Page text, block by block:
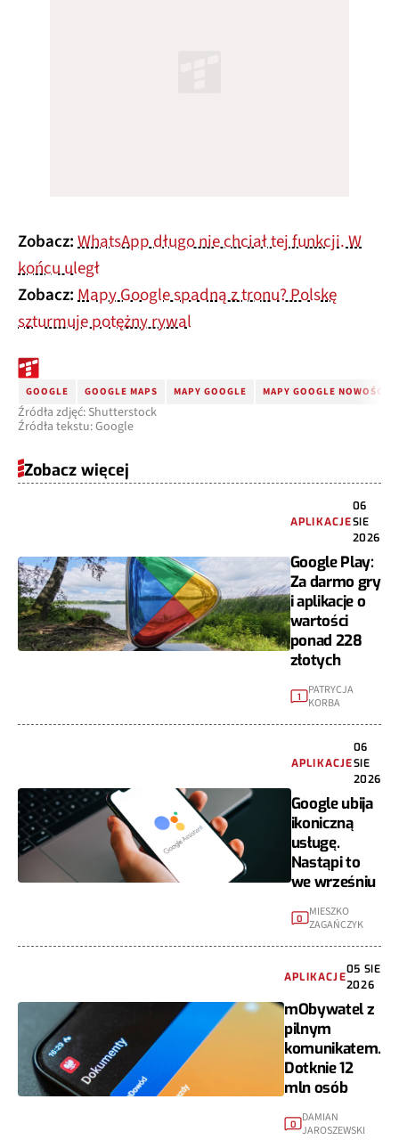
Zobacz:WhatsApp długo nie chciał tej funkcji. W
końcu uległ
Zobacz:Mapy Google spadną z tronu? Polskę
szturmuje potężny rywal
GOOGLE GOOGLE MAPS MAPY GOOGLE MAPY GOOGLE NOWOŚĆ
Źródła zdjęć: Shutterstock
Źródła tekstu: Google
Zobacz więcej
APLIKACJE
06
SIE
2026
Google Play:
Za darmo gry
i aplikacje o
wartości
ponad 228
złotych
1
PATRYCJA
KORBA
APLIKACJE
06
SIE
2026
Google ubija
ikoniczną
usługę.
Nastąpi to
we wrześniu
0 MIESZKO
ZAGAŃCZYK
APLIKACJE
05 SIE
2026
mObywatel z
pilnym
komunikatem.
Dotknie 12
mln osób
0
DAMIAN
JAROSZEWSKI